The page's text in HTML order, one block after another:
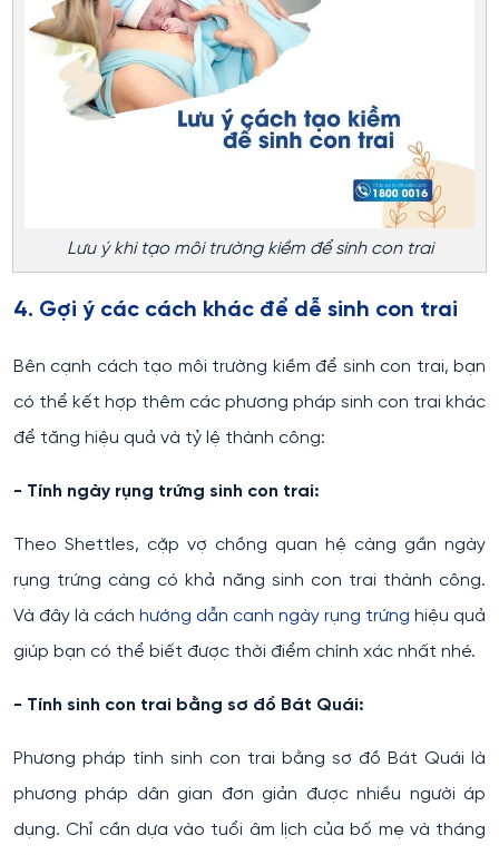
Lưu ý khi tạo môi trường kiềm để sinh con trai
4. Gợi ý các cách khác để dễ sinh con trai
Bên cạnh cách tạo môi trường kiềm để sinh con trai, bạn
có thể kết hợp thêm các phương pháp sinh con trai khác
để tăng hiệu quả và tỷ lệ thành công:
- Tính ngày rụng trứng sinh con trai:
Theo Shettles, cặp vợ chồng quan hệ càng gần ngày
rụng trứng càng có khả năng sinh con trai thành công.
Và đây là cách hướng dẫn canh ngày rụng trứng hiệu quả
giúp bạn có thể biết được thời điểm chính xác nhất nhé.
- Tính sinh con trai bằng sơ đồ Bát Quái:
Phương pháp tính sinh con trai bằng sơ đồ Bát Quái là
phương pháp dân gian đơn giản được nhiều người áp
dụng. Chỉ cần dựa vào tuổi âm lịch của bố mẹ và tháng